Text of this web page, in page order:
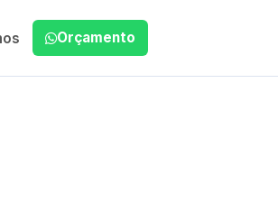
Orçamento